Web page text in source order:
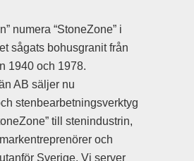
numera “StoneZone” i
sågats bohusgranit från
1940 och 1978.
AB säljer nu
stenbearbetningsverktyg
till stenindustrin,
och
Sverige. Vi server